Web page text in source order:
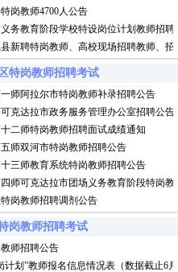
岗教师4700人公告
务教育阶段学校特设岗位计划教师招聘
新聘特岗教师、高校现场招聘教师、
特岗教师招聘考试
师阿拉尔市特岗教师补录招聘公告
克达拉市政务服务管理办公室招聘公告
二师特岗教师招聘面试成绩通知
师双河市特岗教师招聘公告
三师教育系统特岗教师招聘公告
师可克达拉市团场义务教育阶段特岗教
岗教师招聘调剂公告
岗教师招聘考试
师招聘公告
计划”教师报名信息情况表（数据截止6